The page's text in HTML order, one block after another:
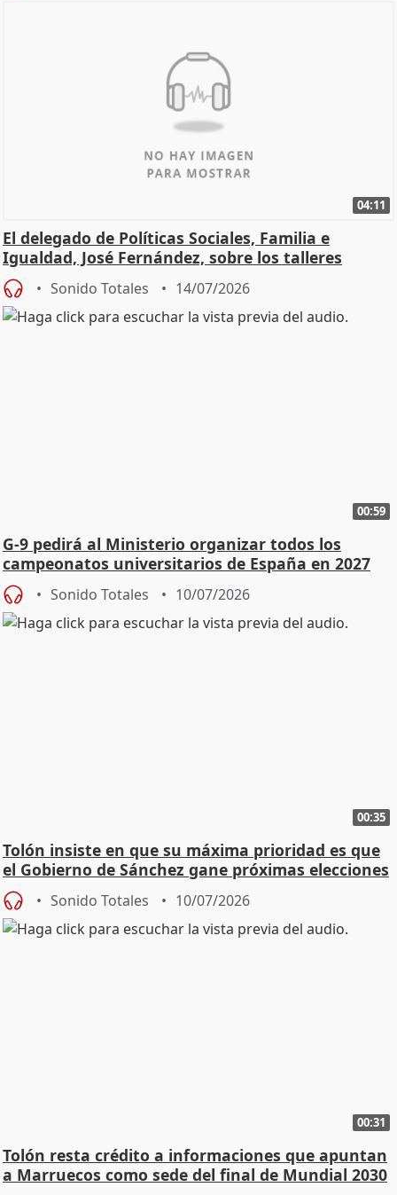
04:11
El delegado de Políticas Sociales, Familia e
Igualdad, José Fernández, sobre los talleres
Sonido Totales 14/07/2026
00:59
G-9 pedirá al Ministerio organizar todos los
campeonatos universitarios de España en 2027
Sonido Totales 10/07/2026
00:35
Tolón insiste en que su máxima prioridad es que
el Gobierno de Sánchez gane próximas elecciones
Sonido Totales 10/07/2026
00:31
Tolón resta crédito a informaciones que apuntan
a Marruecos como sede del final de Mundial 2030